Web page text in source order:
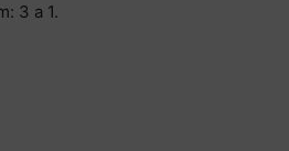
3 a 1.